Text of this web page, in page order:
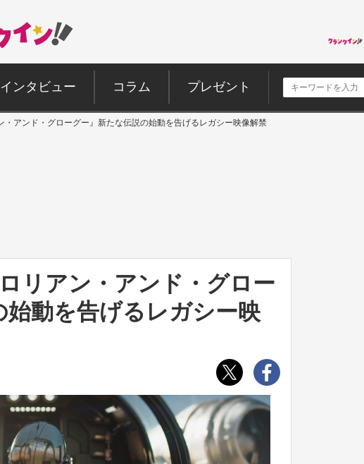
インタビュー コラム プレゼント
・アンド・グローグー』新たな伝説の始動を告げるレガシー映像解禁
リアン・アンド・グロー
動を告げるレガシー映